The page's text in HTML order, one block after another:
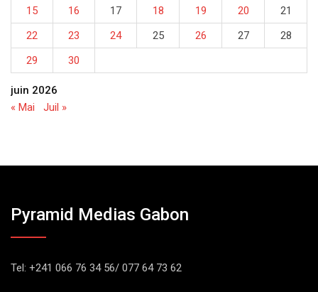
juin 2026
15
16 17 18 19 20
21
22
23 24 25 26 27
28
29
30
« Mai Juil »
Pyramid Medias Gabon
Tel: +241 066 76 34 56/ 077 64 73 62